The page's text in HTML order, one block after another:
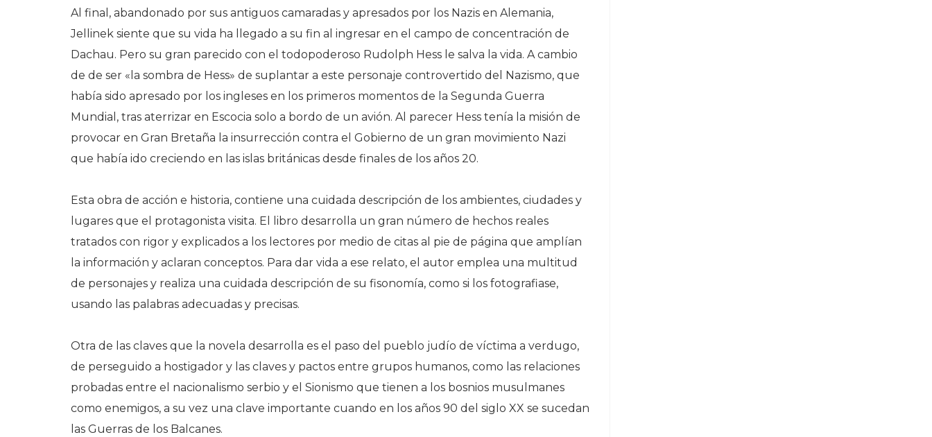
Al final, abandonado por sus antiguos camaradas y apresados por los Nazis en Alemania,
Jellinek siente que su vida ha llegado a su fin al ingresar en el campo de concentración de
Dachau. Pero su gran parecido con el todopoderoso Rudolph Hess le salva la vida. A cambio
de de ser «la sombra de Hess» de suplantar a este personaje controvertido del Nazismo, que
había sido apresado por los ingleses en los primeros momentos de la Segunda Guerra
Mundial, tras aterrizar en Escocia solo a bordo de un avión. Al parecer Hess tenía la misión de
provocar en Gran Bretaña la insurrección contra el Gobierno de un gran movimiento Nazi
que había ido creciendo en las islas británicas desde finales de los años 20.
Esta obra de acción e historia, contiene una cuidada descripción de los ambientes, ciudades y
lugares que el protagonista visita. El libro desarrolla un gran número de hechos reales
tratados con rigor y explicados a los lectores por medio de citas al pie de página que amplían
la información y aclaran conceptos. Para dar vida a ese relato, el autor emplea una multitud
de personajes y realiza una cuidada descripción de su fisonomía, como si los fotografiase,
usando las palabras adecuadas y precisas.
Otra de las claves que la novela desarrolla es el paso del pueblo judío de víctima a verdugo,
de perseguido a hostigador y las claves y pactos entre grupos humanos, como las relaciones
probadas entre el nacionalismo serbio y el Sionismo que tienen a los bosnios musulmanes
como enemigos, a su vez una clave importante cuando en los años 90 del siglo XX se sucedan
las Guerras de los Balcanes.